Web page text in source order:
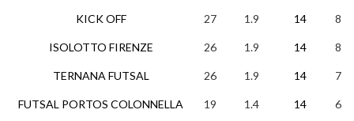
KICK OFF
ISOLOTTO FIRENZE
TERNANA FUTSAL
FUTSAL PORTOS COLONNELLA
27 1.9 14 8
26 1.9 14 8
26 1.9 14 7
19 1.4 14 6